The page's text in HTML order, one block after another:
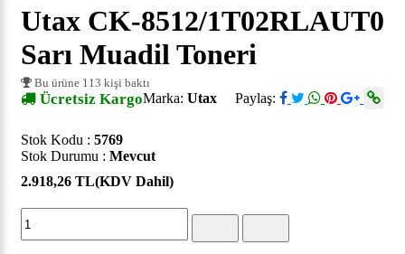
Utax CK-8512/1T02RLAUT0
Sarı Muadil Toneri
Bu ürüne 113 kişi baktı
Ücretsiz Kargo Paylaş:
Marka: Utax
Stok Kodu : 5769
Stok Durumu : Mevcut
2.918,26 TL(KDV Dahil)